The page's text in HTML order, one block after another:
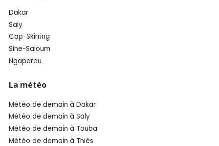
Dakar
Saly
Cap-Skirring
Sine-Saloum
Ngaparou
La météo
Météo de demain à Dakar
Météo de demain à Saly
Météo de demain à Touba
Météo de demain à Thiès